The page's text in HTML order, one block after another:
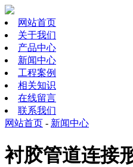
网站首页
关于我们
产品中心
新闻中心
工程案例
相关知识
在线留言
联系我们
网站首页 - 新闻中心
衬胶管道连接